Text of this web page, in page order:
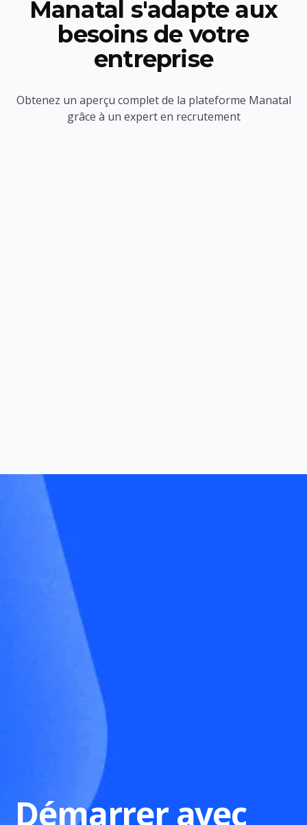
Manatal s'adapte aux
besoins de votre
entreprise
Obtenez un aperçu complet de la plateforme Manatal
grâce à un expert en recrutement
Démarrer avec